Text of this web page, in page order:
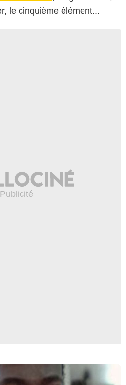
le cinquième élément...